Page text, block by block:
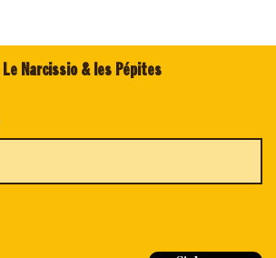
Le Narcissio & les Pépites